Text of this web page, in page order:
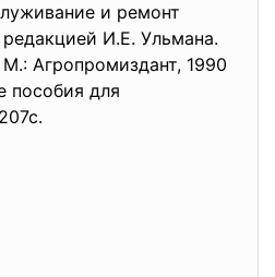
и ремонт
И.Е. Ульмана.
Агропромиздант, 1990
пособия для